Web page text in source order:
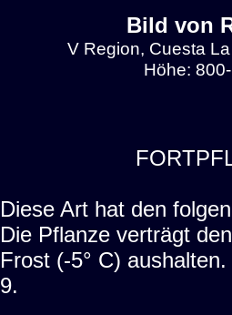
Bild von
V Region, Cuesta
Höhe:
Diese Art hat den
Die Pflanze verträgt
Frost (-5° C)
9.